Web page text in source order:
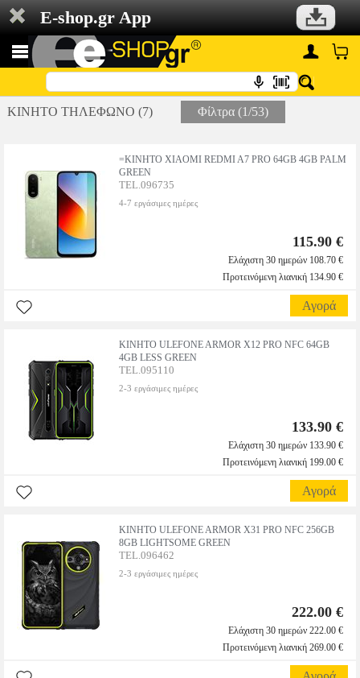
E-shop.gr App
ΚΙΝΗΤΟ ΤΗΛΕΦΩΝΟ (7) Φίλτρα (1/53)
=ΚΙΝΗΤΟ XIAOMI REDMI A7 PRO 64GB 4GB PALM
GREEN
TEL.096735
4-7 εργάσιμες ημέρες
115.90 €
Ελάχιστη 30 ημερών 108.70 €
Προτεινόμενη λιανική 134.90 €
Αγορά
ΚΙΝΗΤΟ ULEFONE ARMOR X12 PRO NFC 64GB
4GB LESS GREEN
TEL.095110
2-3 εργάσιμες ημέρες
133.90 €
Ελάχιστη 30 ημερών 133.90 €
Προτεινόμενη λιανική 199.00 €
Αγορά
ΚΙΝΗΤΟ ULEFONE ARMOR X31 PRO NFC 256GB
8GB LIGHTSOME GREEN
TEL.096462
2-3 εργάσιμες ημέρες
222.00 €
Ελάχιστη 30 ημερών 222.00 €
Προτεινόμενη λιανική 269.00 €